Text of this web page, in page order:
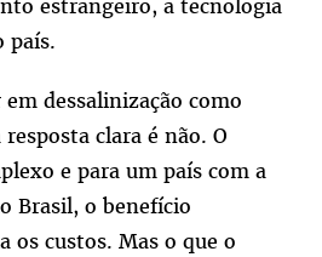
estrangeiro, a tecnologia
país.
dessalinização como
clara é não. O
e para um país com a
Brasil, o benefício
os custos. Mas o que o